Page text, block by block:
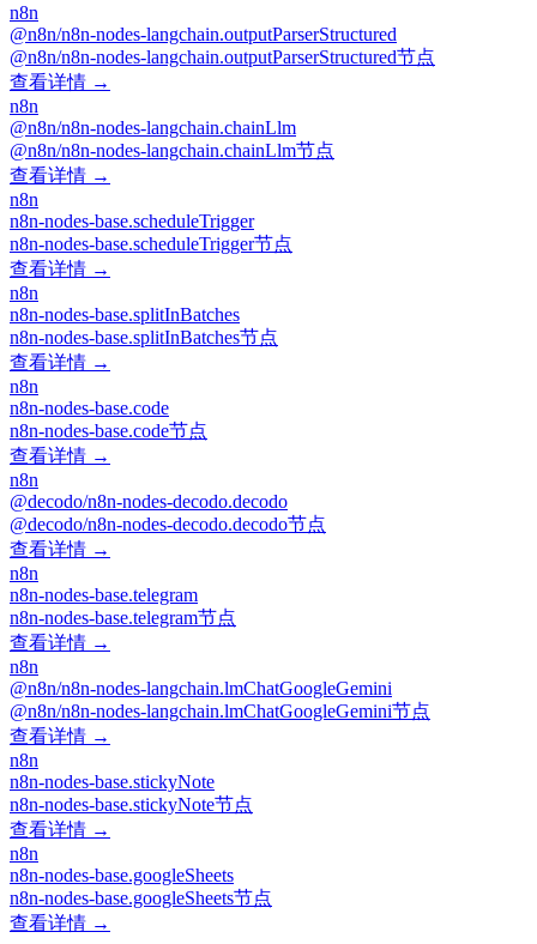
n8n
@n8n/n8n-nodes-langchain.outputParserStructured
@n8n/n8n-nodes-langchain.outputParserStructured节点
查看详情 →
n8n
@n8n/n8n-nodes-langchain.chainLlm
@n8n/n8n-nodes-langchain.chainLlm节点
查看详情 →
n8n
n8n-nodes-base.scheduleTrigger
n8n-nodes-base.scheduleTrigger节点
查看详情 →
n8n
n8n-nodes-base.splitInBatches
n8n-nodes-base.splitInBatches节点
查看详情 →
n8n
n8n-nodes-base.code
n8n-nodes-base.code节点
查看详情 →
n8n
@decodo/n8n-nodes-decodo.decodo
@decodo/n8n-nodes-decodo.decodo节点
查看详情 →
n8n
n8n-nodes-base.telegram
n8n-nodes-base.telegram节点
查看详情 →
n8n
@n8n/n8n-nodes-langchain.lmChatGoogleGemini
@n8n/n8n-nodes-langchain.lmChatGoogleGemini节点
查看详情 →
n8n
n8n-nodes-base.stickyNote
n8n-nodes-base.stickyNote节点
查看详情 →
n8n
n8n-nodes-base.googleSheets
n8n-nodes-base.googleSheets节点
查看详情 →